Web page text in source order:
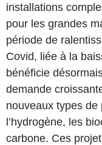
installations
pour les grandes
période de
Covid, liée à la
bénéficie
demande
nouveaux types
l’hydrogène, les
carbone. Ces